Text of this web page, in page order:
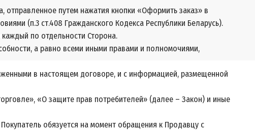
отправленное путем нажатия кнопки «Оформить заказ» в
(п.3 ст.408 Гражданского Кодекса Республики Беларусь).
по отдельности Сторона.
а равно всеми иными правами и полномочиями,
в настоящем договоре, и с информацией, размещенной
«О защите прав потребителей» (далее – Закон) и иные
обязуется на момент обращения к Продавцу с